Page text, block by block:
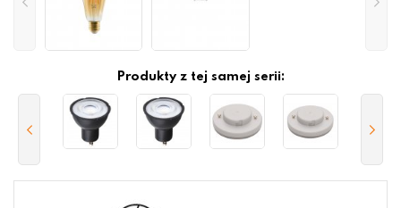
Produkty z tej samej serii: